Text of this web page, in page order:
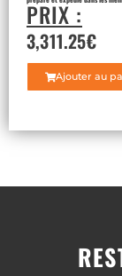
PRIX :
3,311.25€
Ajouter au